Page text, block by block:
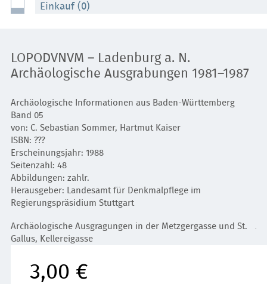
Einkauf (0)
LOPODVNVM – Ladenburg a. N.
Archäologische Ausgrabungen 1981–1987
Archäologische Informationen aus Baden-Württemberg
Band 05
von: C. Sebastian Sommer, Hartmut Kaiser
ISBN: ???
Erscheinungsjahr: 1988
Seitenzahl: 48
Abbildungen: zahlr.
Herausgeber: Landesamt für Denkmalpflege im
Regierungspräsidium Stuttgart
Archäologische Ausgragungen in der Metzgergasse und St.
Gallus, Kellereigasse
.
3,00 €